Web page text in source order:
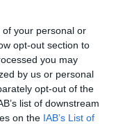
your personal or
opt-out section to
you may
by us or personal
opt-out of the
list of downstream
on the IAB’s List of